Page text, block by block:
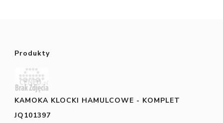
Produkty
KAMOKA KLOCKI HAMULCOWE - KOMPLET
JQ101397